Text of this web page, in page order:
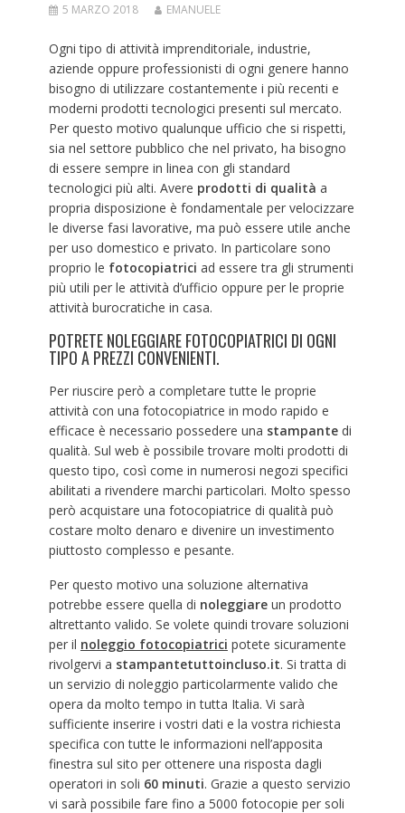
5 MARZO 2018 EMANUELE
Ogni tipo di attività imprenditoriale, industrie,
aziende oppure professionisti di ogni genere hanno
bisogno di utilizzare costantemente i più recenti e
moderni prodotti tecnologici presenti sul mercato.
Per questo motivo qualunque ufficio che si rispetti,
sia nel settore pubblico che nel privato, ha bisogno
di essere sempre in linea con gli standard
tecnologici più alti. Avere prodotti di qualità a
propria disposizione è fondamentale per velocizzare
le diverse fasi lavorative, ma può essere utile anche
per uso domestico e privato. In particolare sono
proprio le fotocopiatrici ad essere tra gli strumenti
più utili per le attività d’ufficio oppure per le proprie
attività burocratiche in casa.
POTRETE NOLEGGIARE FOTOCOPIATRICI DI OGNI
TIPO A PREZZI CONVENIENTI.
Per riuscire però a completare tutte le proprie
attività con una fotocopiatrice in modo rapido e
efficace è necessario possedere una stampante di
qualità. Sul web è possibile trovare molti prodotti di
questo tipo, così come in numerosi negozi specifici
abilitati a rivendere marchi particolari. Molto spesso
però acquistare una fotocopiatrice di qualità può
costare molto denaro e divenire un investimento
piuttosto complesso e pesante.
Per questo motivo una soluzione alternativa
potrebbe essere quella di noleggiare un prodotto
altrettanto valido. Se volete quindi trovare soluzioni
per il noleggio fotocopiatrici potete sicuramente
rivolgervi a stampantetuttoincluso.it. Si tratta di
un servizio di noleggio particolarmente valido che
opera da molto tempo in tutta Italia. Vi sarà
sufficiente inserire i vostri dati e la vostra richiesta
specifica con tutte le informazioni nell’apposita
finestra sul sito per ottenere una risposta dagli
operatori in soli 60 minuti. Grazie a questo servizio
vi sarà possibile fare fino a 5000 fotocopie per soli